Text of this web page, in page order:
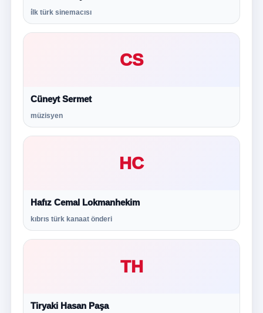
i̇lk türk sinemacısı
CS
Cüneyt Sermet
müzisyen
HC
Hafız Cemal Lokmanhekim
kıbrıs türk kanaat önderi
TH
Tiryaki Hasan Paşa